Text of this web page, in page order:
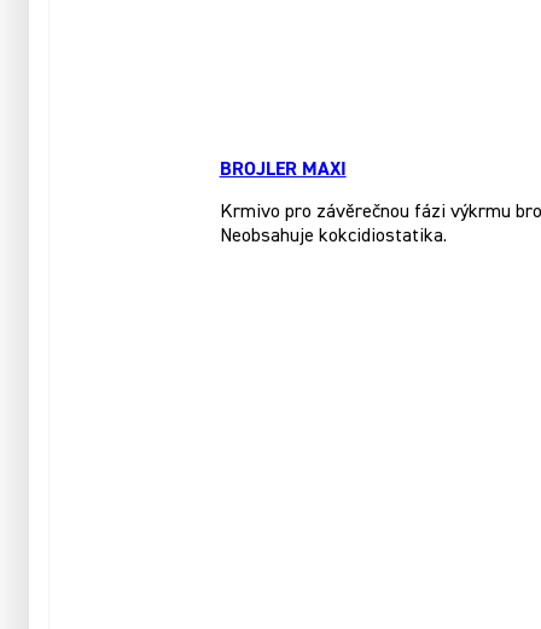
BROJLER MAXI
Krmivo pro závěrečnou fázi výkrmu
Neobsahuje kokcidiostatika.